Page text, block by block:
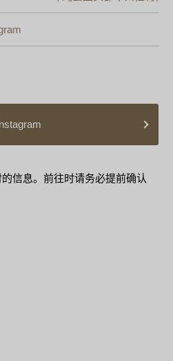
信息。前往时请务必提前确认